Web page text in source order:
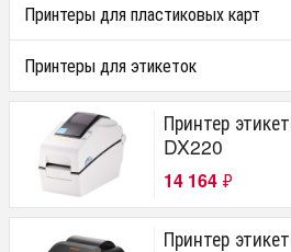
Принтеры для пластиковых карт
Принтеры для этикеток
Принтер
DX220
14 164 ₽
Принтер